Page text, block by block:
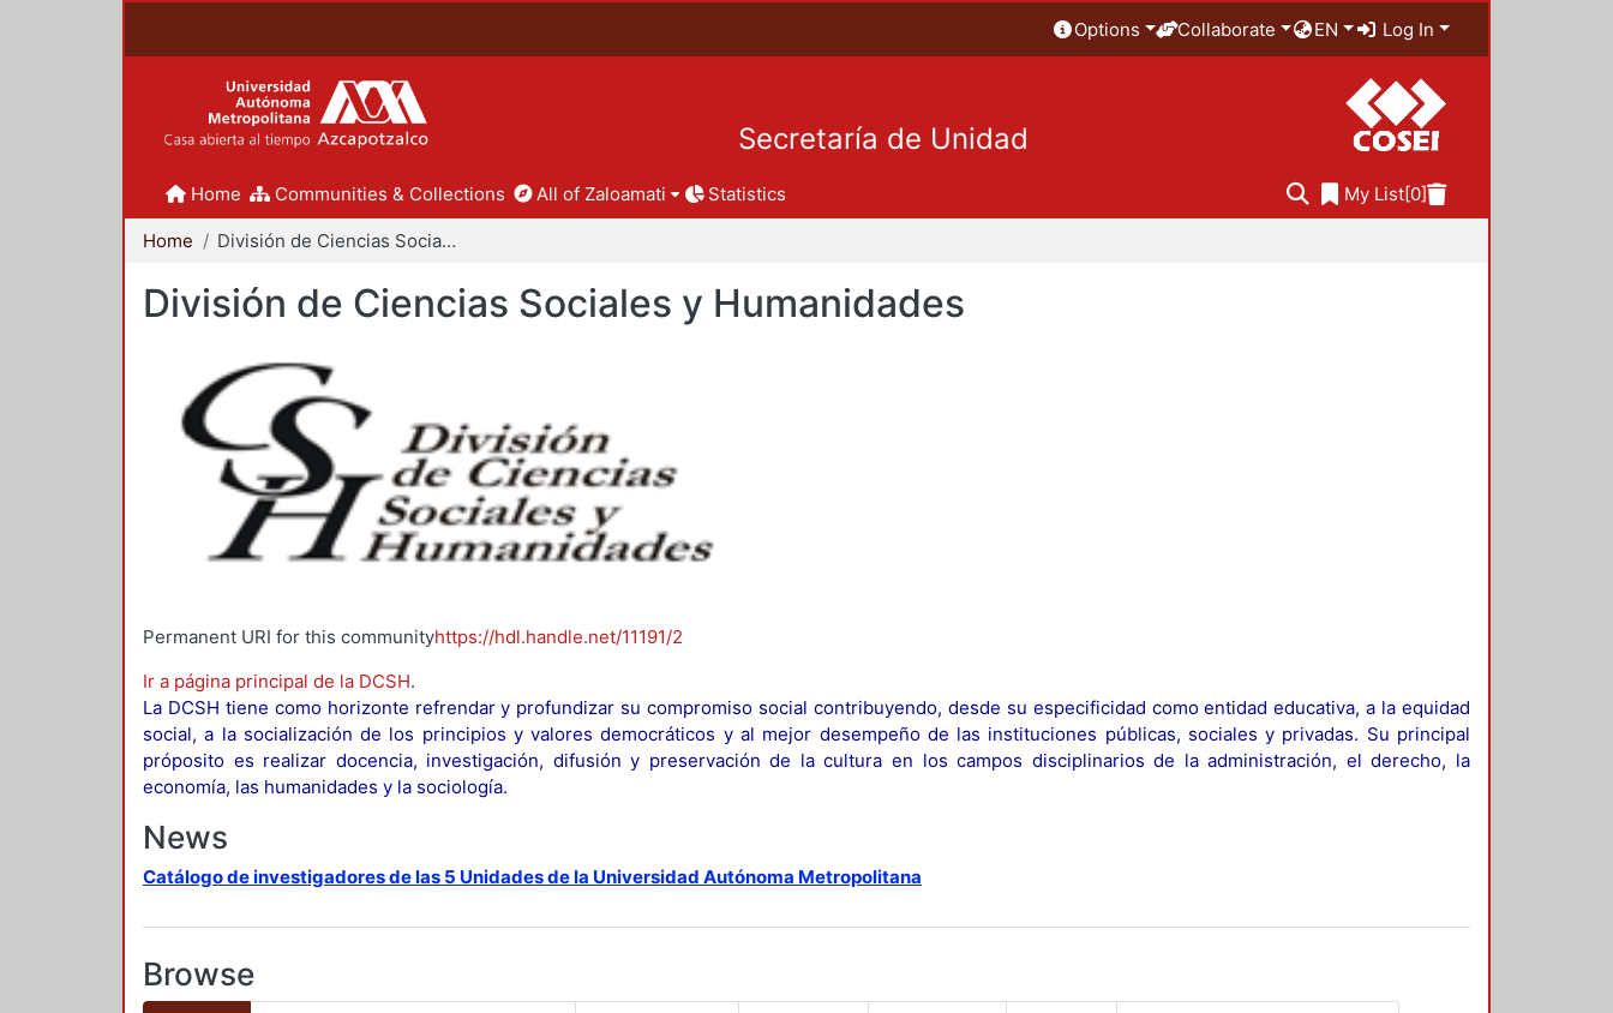
Options Collaborate EN Log In
Secretaría de Unidad
Home Communities & Collections All of Zaloamati Statistics My List[0]
Home División de Ciencias Sociales y Humanidades
División de Ciencias Sociales y Humanidades
Permanent URI for this communityhttps://hdl.handle.net/11191/2
Ir a página principal de la DCSH.
La DCSH tiene como horizonte refrendar y profundizar su compromiso social contribuyendo, desde su especificidad como entidad educativa, a la equidad
social, a la socialización de los principios y valores democráticos y al mejor desempeño de las instituciones públicas, sociales y privadas. Su principal
próposito es realizar docencia, investigación, difusión y preservación de la cultura en los campos disciplinarios de la administración, el derecho, la
economía, las humanidades y la sociología.
News
Catálogo de investigadores de las 5 Unidades de la Universidad Autónoma Metropolitana
Browse